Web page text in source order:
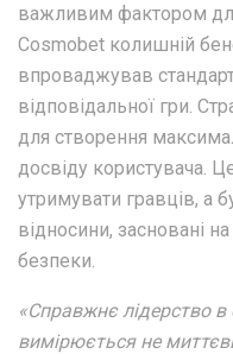
важливим фактором
Cosmobet колишній
впроваджував
відповідальної гри.
для створення
досвіду користувача.
утримувати гравців, а
відносини, засновані
безпеки.
«Справжнє лідерство
вимірюється не